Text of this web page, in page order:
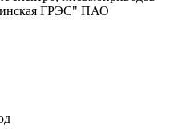
ГРЭС" ПАО